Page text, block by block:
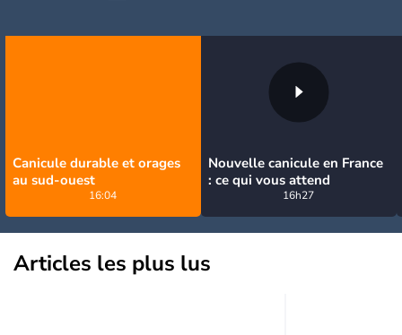
Canicule durable et orages
au sud-ouest
16:04
Nouvelle canicule en France
: ce qui vous attend
16h27
Articles les plus lus